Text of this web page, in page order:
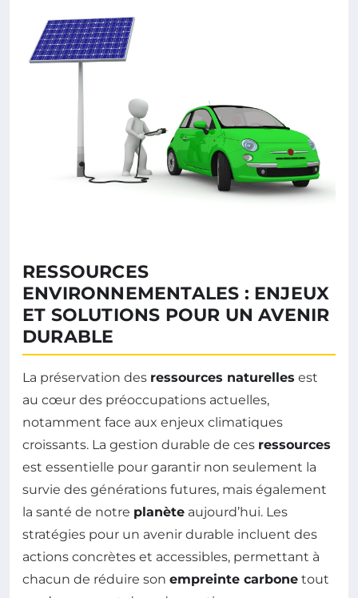
RESSOURCES
ENVIRONNEMENTALES : ENJEUX
ET SOLUTIONS POUR UN AVENIR
DURABLE
La préservation des ressources naturelles est
au cœur des préoccupations actuelles,
notamment face aux enjeux climatiques
croissants. La gestion durable de ces ressources
est essentielle pour garantir non seulement la
survie des générations futures, mais également
la santé de notre planète aujourd’hui. Les
stratégies pour un avenir durable incluent des
actions concrètes et accessibles, permettant à
chacun de réduire son empreinte carbone tout